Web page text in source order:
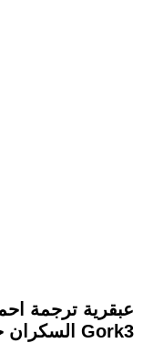
عبقرية ترجمة
السكران حسب Gork3